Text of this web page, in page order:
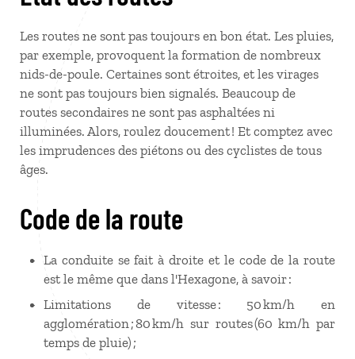
Les routes ne sont pas toujours en bon état. Les pluies,
par exemple, provoquent la formation de nombreux
nids-de-poule. Certaines sont étroites, et les virages
ne sont pas toujours bien signalés. Beaucoup de
routes secondaires ne sont pas asphaltées ni
illuminées. Alors, roulez doucement ! Et comptez avec
les imprudences des piétons ou des cyclistes de tous
âges.
Code de la route
La conduite se fait à droite et le code de la route
est le même que dans l'Hexagone, à savoir :
Limitations de vitesse : 50 km/h en
agglomération ; 80 km/h sur routes (60 km/h par
temps de pluie) ;